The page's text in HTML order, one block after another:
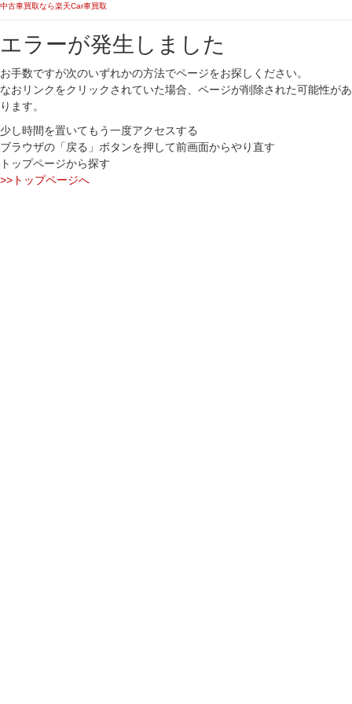
中古車買取なら楽天Car車買取
エラーが発生しました
お手数ですが次のいずれかの方法でページをお探しください。
なおリンクをクリックされていた場合、ページが削除された可能性があ
ります。
少し時間を置いてもう一度アクセスする
ブラウザの「戻る」ボタンを押して前画面からやり直す
トップページから探す
>>トップページへ